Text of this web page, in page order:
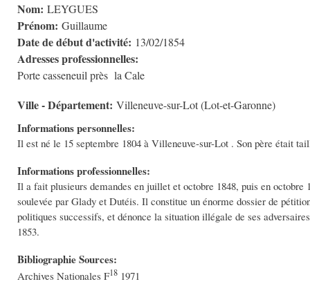
Nom: LEYGUES
Prénom: Guillaume
Date de début d'activité: 13/02/1854
Adresses professionnelles:
Porte casseneuil près la Cale
Ville - Département: Villeneuve-sur-Lot (Lot-et-Garonne)
Informations personnelles:
Il est né le 15 septembre 1804 à Villeneuve-sur-Lot . Son père était
Informations professionnelles:
Il a fait plusieurs demandes en juillet et octobre 1848, puis en
soulevée par Glady et Dutéis. Il constitue un énorme dossier de
politiques successifs, et dénonce la situation illégale de ses
1853.
Bibliographie Sources:
Archives Nationales F18 1971